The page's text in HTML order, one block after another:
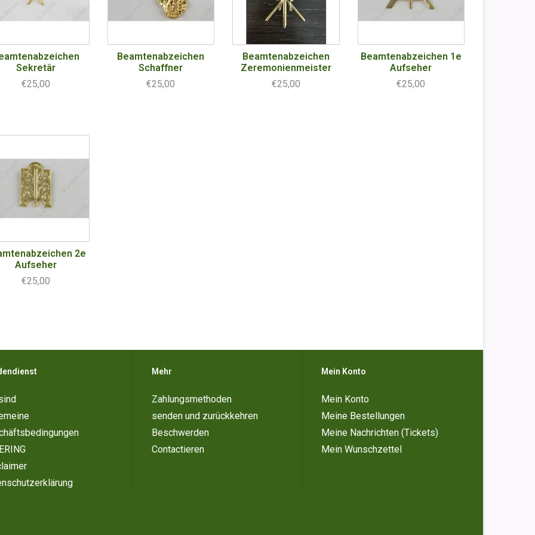
Sekretär
€25,00
Beamtenabzeichen
Schaffner
€25,00
Beamtenabzeichen
Zeremonienmeister
€25,00
Beamtenabzeichen 1e
Aufseher
€25,00
2e
Aufseher
€25,00
Mehr
Zahlungsmethoden
senden und zurückkehren
Beschwerden
Contactieren
Mein Konto
Mein Konto
Meine Bestellungen
Meine Nachrichten (Tickets)
Mein Wunschzettel